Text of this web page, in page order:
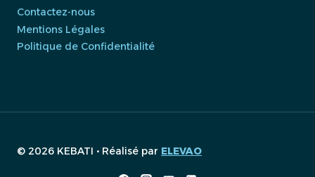
Contactez-nous
Mentions Légales
Politique de Confidentialité
© 2026 KEBATI • Réalisé par ELEVAO